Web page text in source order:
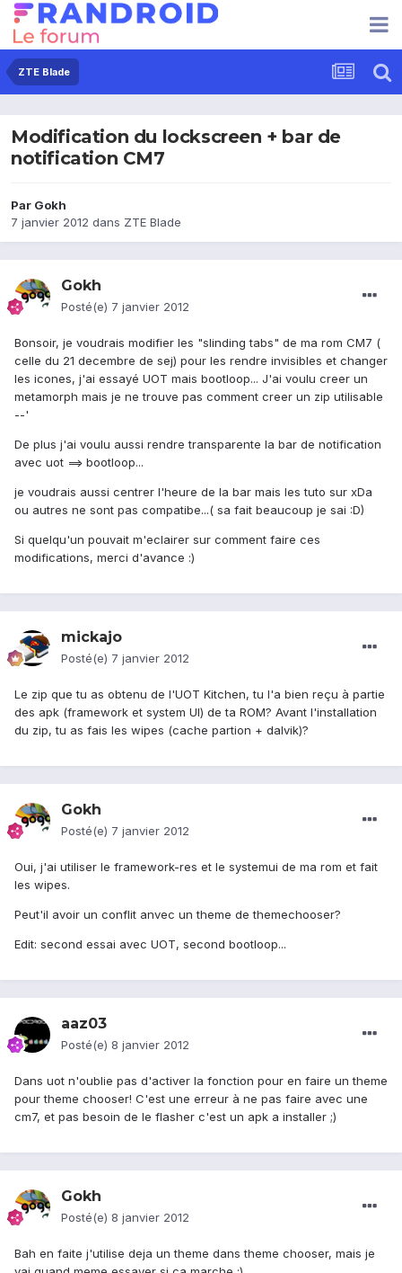
ZTE Blade
Modification du lockscreen + bar de
notification CM7
Par Gokh
7 janvier 2012 dans ZTE Blade
Gokh
Posté(e) 7 janvier 2012
Bonsoir, je voudrais modifier les "slinding tabs" de ma rom CM7 (
celle du 21 decembre de sej) pour les rendre invisibles et changer
les icones, j'ai essayé UOT mais bootloop... J'ai voulu creer un
metamorph mais je ne trouve pas comment creer un zip utilisable
--'
De plus j'ai voulu aussi rendre transparente la bar de notification
avec uot ==> bootloop...
je voudrais aussi centrer l'heure de la bar mais les tuto sur xDa
ou autres ne sont pas compatibe...( sa fait beaucoup je sai :D)
Si quelqu'un pouvait m'eclairer sur comment faire ces
modifications, merci d'avance :)
mickajo
Posté(e) 7 janvier 2012
Le zip que tu as obtenu de l'UOT Kitchen, tu l'a bien reçu à partie
des apk (framework et system UI) de ta ROM? Avant l'installation
du zip, tu as fais les wipes (cache partion + dalvik)?
Gokh
Posté(e) 7 janvier 2012
Oui, j'ai utiliser le framework-res et le systemui de ma rom et fait
les wipes.
Peut'il avoir un conflit anvec un theme de themechooser?
Edit: second essai avec UOT, second bootloop...
aaz03
Posté(e) 8 janvier 2012
Dans uot n'oublie pas d'activer la fonction pour en faire un theme
pour theme chooser! C'est une erreur à ne pas faire avec une
cm7, et pas besoin de le flasher c'est un apk a installer ;)
Gokh
Posté(e) 8 janvier 2012
Bah en faite j'utilise deja un theme dans theme chooser, mais je